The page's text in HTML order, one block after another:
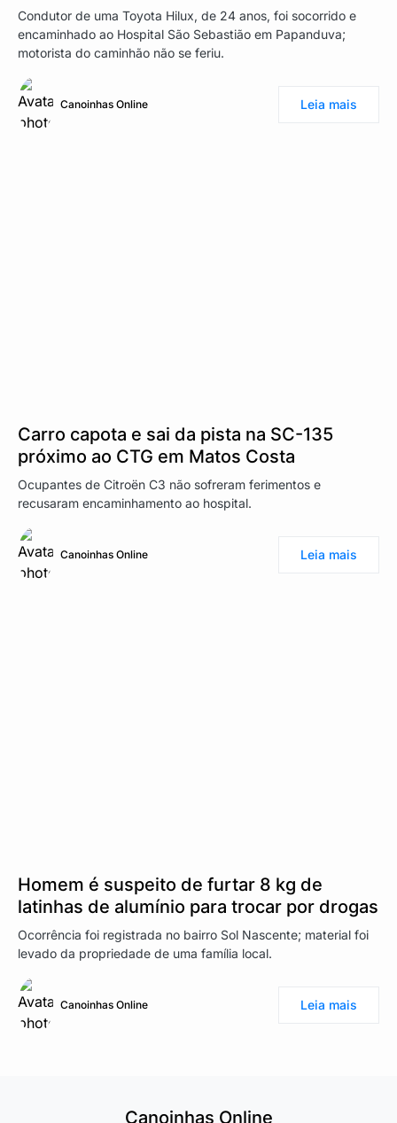
Condutor de uma Toyota Hilux, de 24 anos, foi socorrido e
encaminhado ao Hospital São Sebastião em Papanduva;
motorista do caminhão não se feriu.
Canoinhas Online Leia mais
Carro capota e sai da pista na SC-135
próximo ao CTG em Matos Costa
Ocupantes de Citroën C3 não sofreram ferimentos e
recusaram encaminhamento ao hospital.
Canoinhas Online Leia mais
Homem é suspeito de furtar 8 kg de
latinhas de alumínio para trocar por drogas
Ocorrência foi registrada no bairro Sol Nascente; material foi
levado da propriedade de uma família local.
Canoinhas Online Leia mais
Canoinhas Online